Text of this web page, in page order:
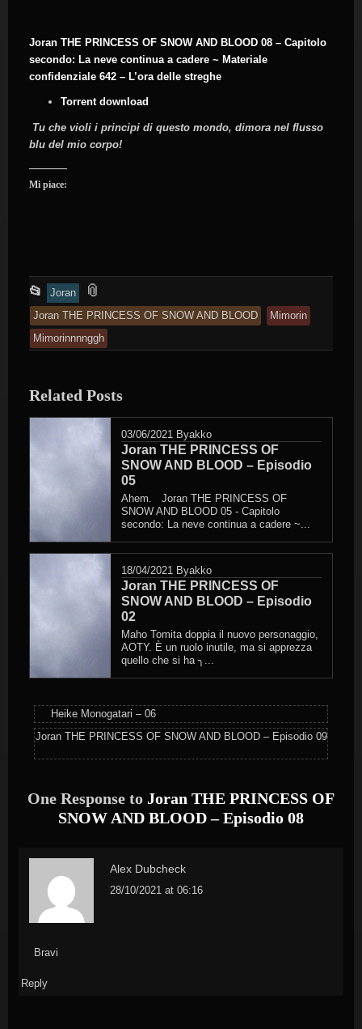
Joran THE PRINCESS OF SNOW AND BLOOD 08 – Capitolo
secondo: La neve continua a cadere ~ Materiale
confidenziale 642 – L’ora delle streghe
Torrent download
Tu che violi i principi di questo mondo, dimora nel flusso
blu del mio corpo!
Mi piace:
📂 This
entry
was
posted
Joran 📎
tagged
Joran THE PRINCESS OF SNOW AND BLOOD
Mimorin
Mimorinnnnggh
Related Posts
03/06/2021 Byakko
Joran THE PRINCESS OF
SNOW AND BLOOD – Episodio
05
Ahem. Joran THE PRINCESS OF
SNOW AND BLOOD 05 - Capitolo
secondo: La neve continua a cadere ~...
18/04/2021 Byakko
Joran THE PRINCESS OF
SNOW AND BLOOD – Episodio
02
Maho Tomita doppia il nuovo personaggio,
AOTY. È un ruolo inutile, ma si apprezza
quello che si ha ╮...
Heike Monogatari – 06
Joran THE PRINCESS OF SNOW AND BLOOD – Episodio 09
One Response to Joran THE PRINCESS OF
SNOW AND BLOOD – Episodio 08
Alex Dubcheck
28/10/2021 at 06:16
Bravi
Reply